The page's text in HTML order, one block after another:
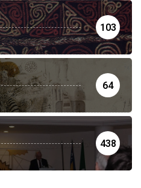
103
64
438